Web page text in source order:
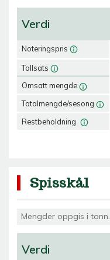
Verdi
Noteringspris
Tollsats
Omsatt mengde
Totalmengde/sesong
Restbeholdning
Spisskål
Mengder oppgis i tonn.
Verdi